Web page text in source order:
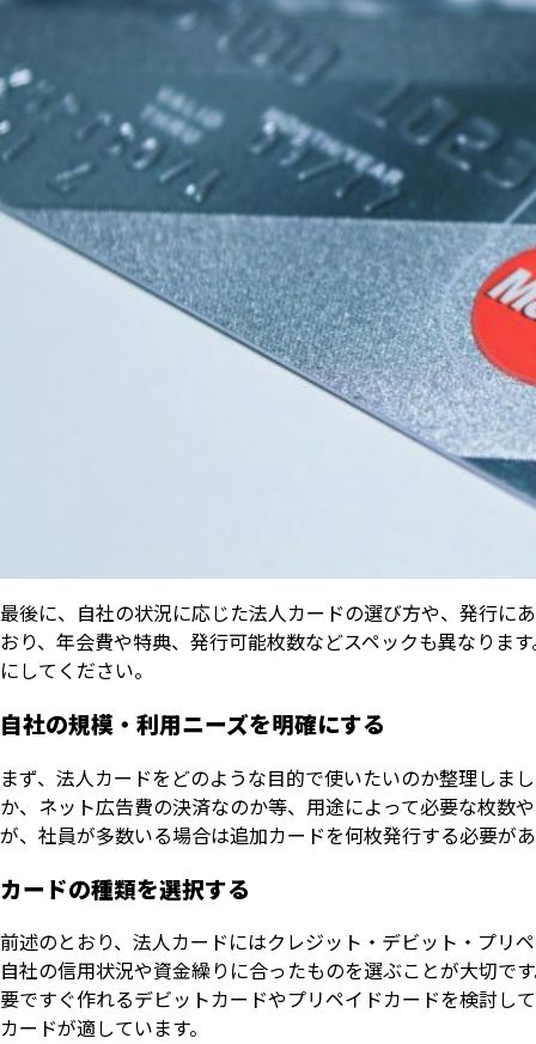
最後に、自社の状況に応じた法人カードの選び方や、発行に
おり、年会費や特典、発行可能枚数などスペックも異なりま
にしてください。
自社の規模・利用ニーズを明確にする
まず、法人カードをどのような目的で使いたいのか整理しま
か、ネット広告費の決済なのか等、用途によって必要な枚数
が、社員が多数いる場合は追加カードを何枚発行する必要が
カードの種類を選択する
前述のとおり、法人カードにはクレジット・デビット・プリ
自社の信用状況や資金繰りに合ったものを選ぶことが大切で
要ですぐ作れるデビットカードやプリペイドカードを検討し
カードが適しています。